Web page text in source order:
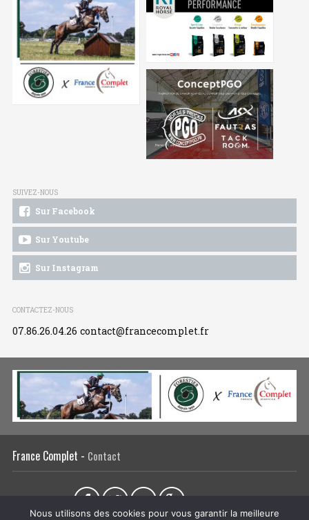
SUIVEZ-NOUS
Sur Facebook
Sur Youtube
Sur Instagram
CONTACTEZ-NOUS
07.86.26.04.26 contact@francecomplet.fr
France Complet - Contact
Nous utilisons des cookies pour vous garantir la meilleure